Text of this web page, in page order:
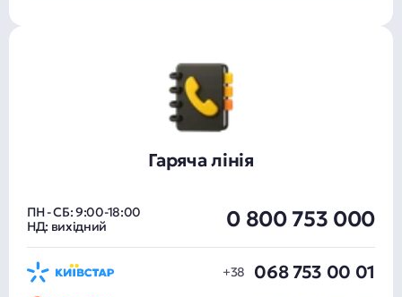
Гаряча лінія
ПН - СБ: 9:00-18:00
НД: вихідний
0 800 753 000
068 753 00 01